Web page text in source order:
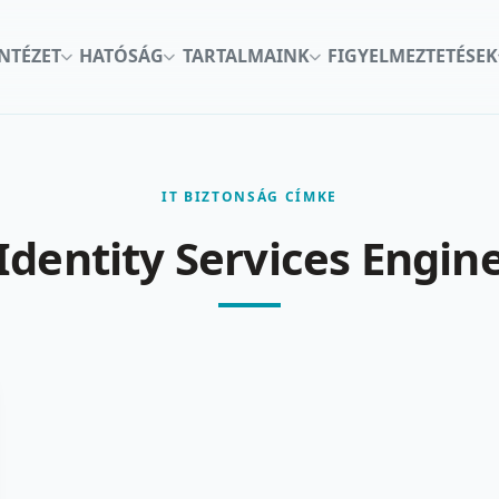
HATÓSÁG TARTALMAINK FIGYELMEZTETÉSEK
IT BIZTONSÁG CÍMKE
Services